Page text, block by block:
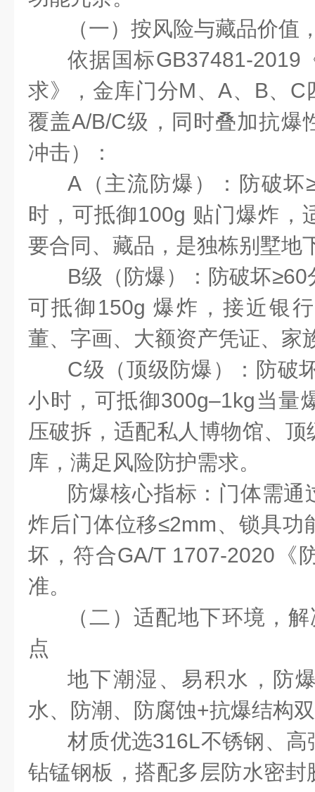
（一）按风险与藏品价值
依据国标GB37481-2019
求》，金库门分M、A、 B、 C
覆盖A/B/C级，同时叠加抗爆
冲击）：
A （主流防爆）：防破坏
时，可抵御100g 贴门爆炸，
要合同、藏品，是独栋别墅地
B级（防爆）：防破坏≥60
可抵御 150g 爆炸，接近银
董、字画、大额资产凭证、家
C级（顶级防爆）：防破
小时，可抵御300g–1kg 当量
压破拆，适配私人博物馆、
库，满足风险防护需求。
防爆核心指标：门体需通
炸后门体位移≤2mm、锁具功
坏，符合GA/T 1707-2020 《
准。
（二）适配地下环境，
点
地下潮湿、易积水，防
水、防潮、防腐蚀+抗爆结构
材质优选316L不锈钢、高
钻锰钢板，搭配多层防水密